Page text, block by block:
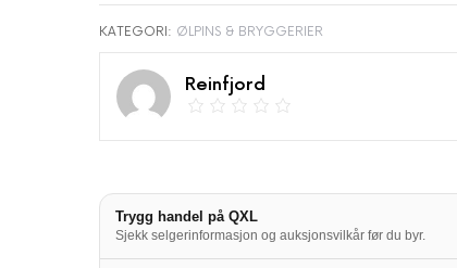
KATEGORI: ØLPINS & BRYGGERIER
Reinfjord
Trygg handel på QXL
Sjekk selgerinformasjon og auksjonsvilkår før du byr.